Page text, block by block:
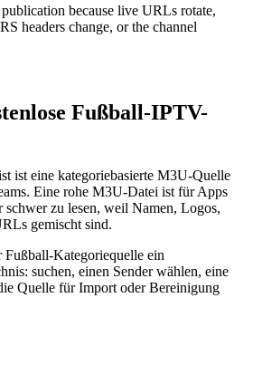
because live URLs rotate,
headers change, or the channel
Fußball-IPTV-
ist eine kategoriebasierte M3U-Quelle
Eine rohe M3U-Datei ist für Apps
zu lesen, weil Namen, Logos,
gemischt sind.
Fußball-Kategoriequelle ein
suchen, einen Sender wählen, eine
Quelle für Import oder Bereinigung